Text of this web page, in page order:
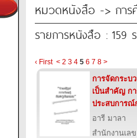
หมวดหนังสือ -> การ
รายการหนังสือ : 159
‹ First < 2 3 4 5 6 7 8 >
การจัดกระบ
เป็นสำคัญ ก
ประสบการณ์
อารี มาลา
สำนักงานเล